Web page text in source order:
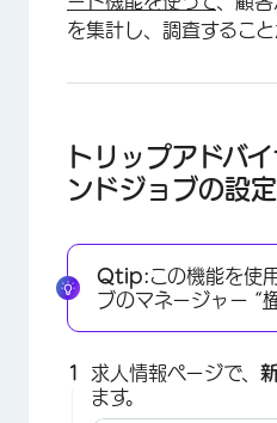
を集計し、調査すること
トリップアドバ
ンドジョブの設定
Qtip:この機能を使
ブのマネージャー “
求人情報ページで、
ます。